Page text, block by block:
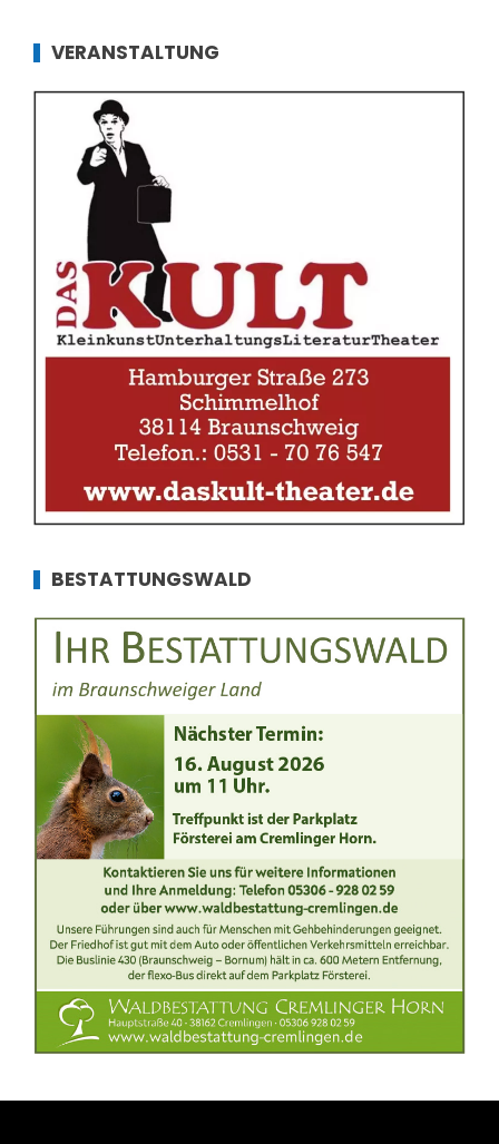
VERANSTALTUNG
BESTATTUNGSWALD